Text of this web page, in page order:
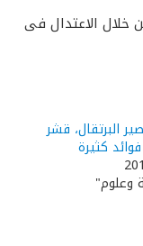
خلال الاعتدال فى
البرتقال، قشر
كثيرة
وعلوم"